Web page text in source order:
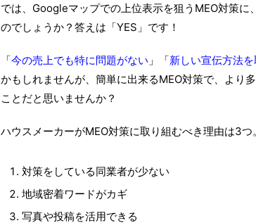
では、Googleマップでの上位表示を狙うMEO対策
のでしょうか？答えは「YES」です！
「今の売上でも特に問題がない 」「新しい宣伝方法
かもしれませんが、簡単に出来るMEO対策で、より
ことだと思いませんか？
ハウスメーカーがMEO対策に取り組むべき理由は3つ。
対策をしている同業者が少ない
地域密着ワードがカギ
写真や投稿を活用できる